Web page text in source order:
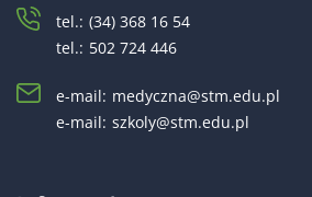
tel.: (34) 368 16 54
tel.: 502 724 446
e-mail: medyczna@stm.edu.pl
e-mail: szkoly@stm.edu.pl